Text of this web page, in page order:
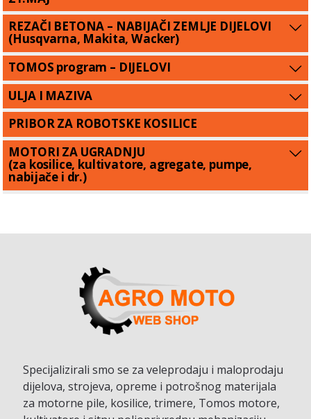
REZAČI BETONA – NABIJAČI ZEMLJE DIJELOVI
(Husqvarna, Makita, Wacker)
TOMOS program – DIJELOVI
ULJA I MAZIVA
PRIBOR ZA ROBOTSKE KOSILICE
MOTORI ZA UGRADNJU
(za kosilice, kultivatore, agregate, pumpe,
nabijače i dr.)
Specijalizirali smo se za veleprodaju i maloprodaju
dijelova, strojeva, opreme i potrošnog materijala
za motorne pile, kosilice, trimere, Tomos motore,